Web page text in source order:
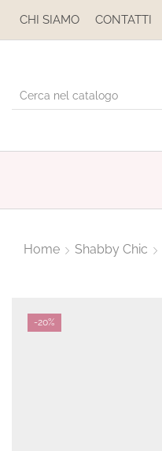
CHI SIAMO CONTATTI
Home Shabby Chic
-20%